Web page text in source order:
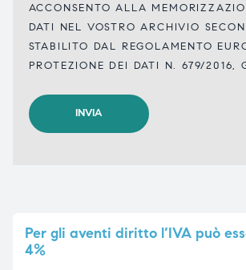
ACCONSENTO ALLA
DATI NEL VOSTRO ARCHIVIO
STABILITO DAL REGOLAMENTO
PROTEZIONE DEI DATI N. 679/2016,
Pergli aventi diritto l’IVA può
4%